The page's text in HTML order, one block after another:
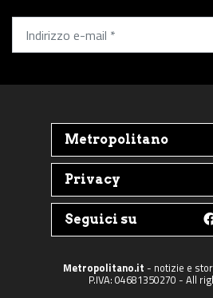
Metropolitano
Privacy
Seguici su
Metropolitano.it - notizie e
P.IVA: 04681350270 - All